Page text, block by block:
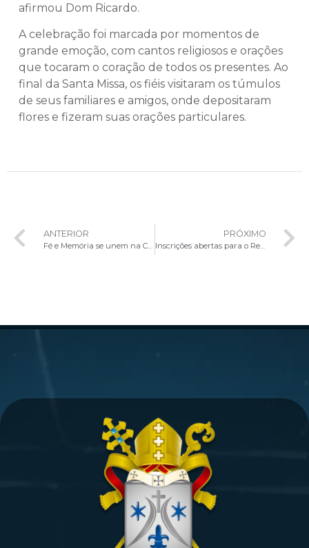
afirmou Dom Ricardo.
A celebração foi marcada por momentos de
grande emoção, com cantos religiosos e orações
que tocaram o coração de todos os presentes. Ao
final da Santa Missa, os fiéis visitaram os túmulos
de seus familiares e amigos, onde depositaram
flores e fizeram suas orações particulares.
ANTERIOR
Fé e Memória se unem na Celebração pelos Fiéis Defuntos no Cemitério de Planaltina
PRÓXIMO
Inscrições abertas para o Retiro Espiritual Pró-Vocações Renascer para a vocação e missão